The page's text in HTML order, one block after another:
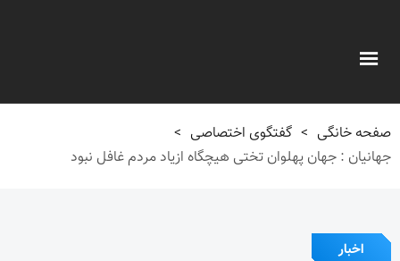
صفحه خانگی > گفتگوی اختصاصی >
جهانیان : جهان پهلوان تختی هیچگاه ازیاد مردم غافل نبود
اخبار